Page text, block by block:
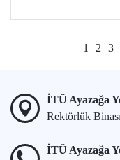
1 2 3
İTÜ Ayazağa
Rektörlük
İTÜ Ayazağa